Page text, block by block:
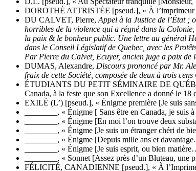
DOROTHÉ ATTRISTÉE [pseud.], « À l’imprimeur
DU CALVET, Pierre, Appel à la Justice de l’État ;
horribles de la violence qui a régné dans la
la paix & le bonheur public. Une lettre au général
dans le Conseil Législatif de Quebec, avec les
Par Pierre du Calvet, Ecuyer, ancien juge a paix
DUMAS, Alexandre, Discours prononcé par Mr.
fraix de cette Société, composée de deux à trois cens
ÉTUDIANTS DU PETIT SÉMINAIRE DE
Canada, à la feste que son Excellence a donné le
EXILÉ (L’) [pseud.], « Énigme première [Je suis
________, « Énigme [ Sans être en Canada, je
________, « Énigme [En moi l’on trouve deux
________, « Énigme [Je suis un étranger chéri de
________, « Énigme [Depuis mille ans et
________, « Énigme [Je suis esprit, ou bien
________, « Sonnet [Assez près d’un Bluteau,
FÉLICITÉ, CANADIENNE [pseud.], « À